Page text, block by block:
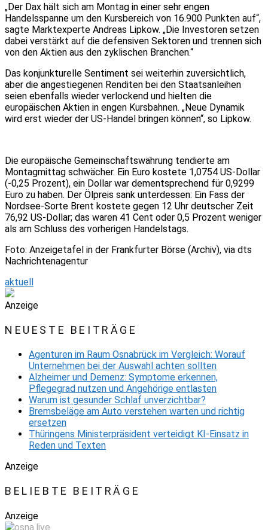
„Der Dax hält sich am Montag in einer sehr engen
Handelsspanne um den Kursbereich von 16.900 Punkten auf“,
sagte Marktexperte Andreas Lipkow. „Die Investoren setzen
dabei verstärkt auf die defensiven Sektoren und trennen sich
von den Aktien aus den zyklischen Branchen.“
Das konjunkturelle Sentiment sei weiterhin zuversichtlich,
aber die angestiegenen Renditen bei den Staatsanleihen
seien ebenfalls wieder verlockend und hielten die
europäischen Aktien in engen Kursbahnen. „Neue Dynamik
wird erst wieder der US-Handel bringen können“, so Lipkow.
Die europäische Gemeinschaftswährung tendierte am
Montagmittag schwächer. Ein Euro kostete 1,0754 US-Dollar
(-0,25 Prozent), ein Dollar war dementsprechend für 0,9299
Euro zu haben. Der Ölpreis sank unterdessen: Ein Fass der
Nordsee-Sorte Brent kostete gegen 12 Uhr deutscher Zeit
76,92 US-Dollar; das waren 41 Cent oder 0,5 Prozent weniger
als am Schluss des vorherigen Handelstags.
Foto: Anzeigetafel in der Frankfurter Börse (Archiv), via dts
Nachrichtenagentur
aktuell
Anzeige
NEUESTE BEITRÄGE
Agenturen im Raum Osnabrück im Vergleich: Worauf
Unternehmen bei der Auswahl achten sollten
Alzheimer und Demenz: Symptome erkennen,
Pflegegrad nutzen und Angehörige entlasten
Warum ist gesunder Schlaf unverzichtbar?
Bremsbeläge am Auto verstehen warten und richtig
ersetzen
Thüringens Ministerpräsident verteidigt KI-Einsatz in
Reden und Texten
Anzeige
BELIEBTE BEITRÄGE
Anzeige